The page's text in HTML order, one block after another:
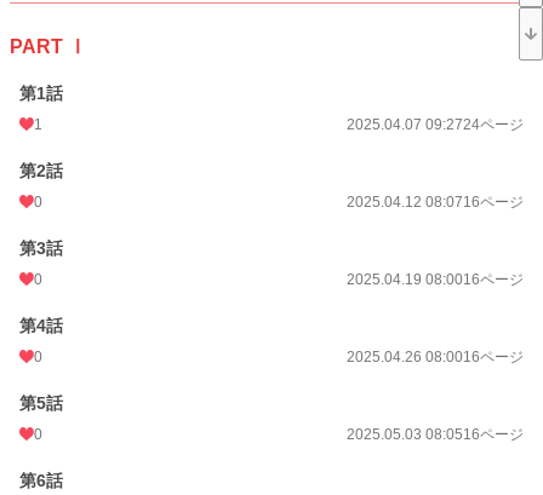
24h.ポイント
ページ数
更新日時
初回公開日時
週間ポイント
月間ポイント
累計ポイント
PART Ⅰ
第1話
1 2025.04.07 09:2724ページ
第2話
0 2025.04.12 08:0716ページ
第3話
0 2025.04.19 08:0016ページ
第4話
0 2025.04.26 08:0016ページ
第5話
0 2025.05.03 08:0516ページ
第6話